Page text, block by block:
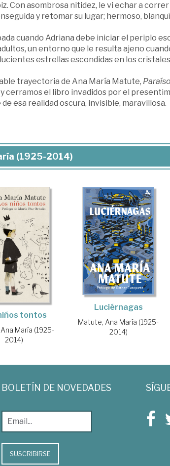
Con asombrosa nitidez, le vi echar a
y retomar su lugar; hermoso,
cuando Adriana debe iniciar el periplo
un entorno que le resulta ajeno
estrellas escondidas en los
trayectoria de Ana María Matute,
el libro invadidos por el
esa realidad oscura, invisible, maravillosa.
(1925-2014)
tontos
María (1925-
2014)
Luciérnagas
Matute, Ana María (1925-
2014)
BOLETÍN DE NOVEDADES
SUSCRIBIRSE